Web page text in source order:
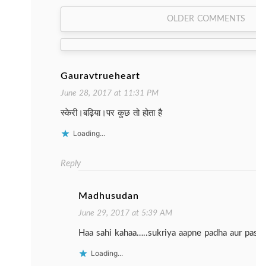
navigation
OLDER COMMENTS
Gauravtrueheart
June 28, 2017 at 11:31 PM
स्केरी।बढ़िया।पर कुछ तो होता है
Loading...
Reply
Madhusudan
June 29, 2017 at 5:39 AM
Haa sahi kahaa…..sukriya aapne padha aur
Loading...